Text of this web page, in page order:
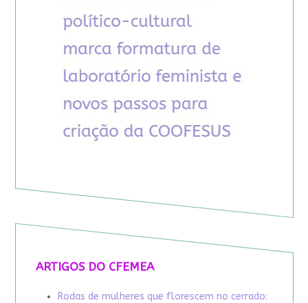
ARTIGOS DO CFEMEA
Rodas de mulheres que florescem no cerrado: